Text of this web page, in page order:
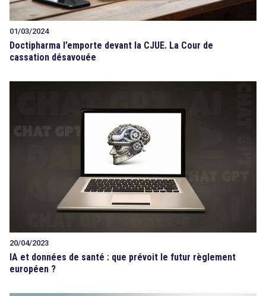
01/03/2024
Doctipharma l’emporte devant la CJUE. La Cour de
cassation désavouée
20/04/2023
IA et données de santé : que prévoit le futur règlement
européen ?